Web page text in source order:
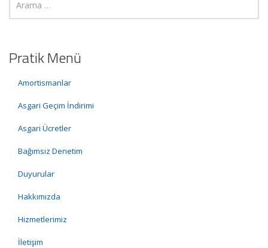
Pratik Menü
Amortismanlar
Asgari Geçim İndirimi
Asgari Ücretler
Bağımsız Denetim
Duyurular
Hakkımızda
Hizmetlerimiz
İletişim